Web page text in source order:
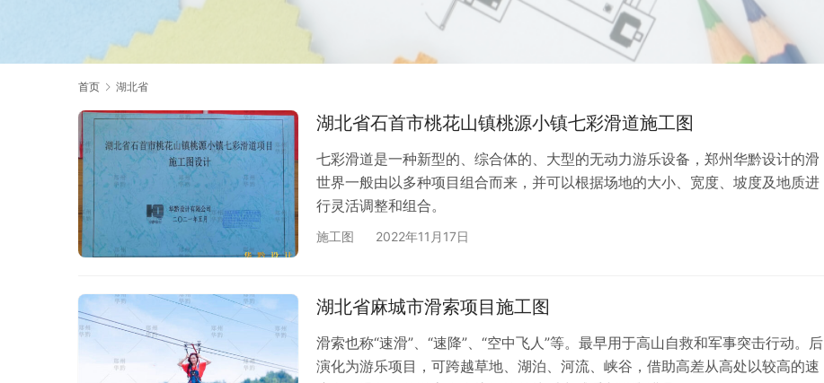
首页 湖北省
湖北省石首市桃花山镇桃源小镇七彩滑道施工图
七彩滑道是一种新型的、综合体的、大型的无动力游乐设备，郑州华黔设计的滑
世界一般由以多种项目组合而来，并可以根据场地的大小、宽度、坡度及地质进
行灵活调整和组合。
施工图 2022年11月17日
湖北省麻城市滑索项目施工图
滑索也称“速滑”、“速降”、“空中飞人”等。最早用于高山自救和军事突击行动。后
演化为游乐项目，可跨越草地、湖泊、河流、峡谷，借助高差从高处以较高的速